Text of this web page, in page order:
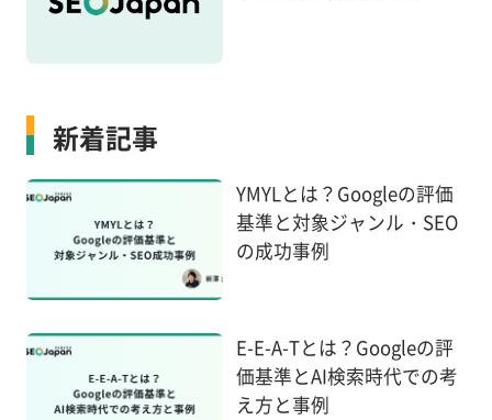
新着記事
YMYLとは？Googleの評価
基準と対象ジャンル・SEO
の成功事例
E-E-A-Tとは？Googleの評
価基準とAI検索時代での考
え方と事例